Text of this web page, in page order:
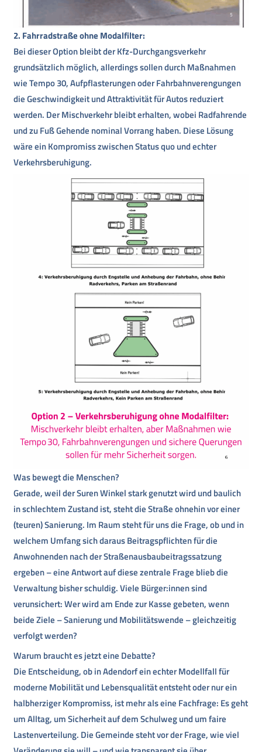
2. Fahrradstraße ohne Modalfilter:
Bei dieser Option bleibt der Kfz-Durchgangsverkehr
grundsätzlich möglich, allerdings sollen durch Maßnahmen
wie Tempo 30, Aufpflasterungen oder Fahrbahnverengungen
die Geschwindigkeit und Attraktivität für Autos reduziert
werden. Der Mischverkehr bleibt erhalten, wobei Radfahrende
und zu Fuß Gehende nominal Vorrang haben. Diese Lösung
wäre ein Kompromiss zwischen Status quo und echter
Verkehrsberuhigung.
Was bewegt die Menschen?
Gerade, weil der Suren Winkel stark genutzt wird und baulich
in schlechtem Zustand ist, steht die Straße ohnehin vor einer
(teuren) Sanierung. Im Raum steht für uns die Frage, ob und in
welchem Umfang sich daraus Beitragspflichten für die
Anwohnenden nach der Straßenausbaubeitragssatzung
ergeben – eine Antwort auf diese zentrale Frage blieb die
Verwaltung bisher schuldig. Viele Bürger:innen sind
verunsichert: Wer wird am Ende zur Kasse gebeten, wenn
beide Ziele – Sanierung und Mobilitätswende – gleichzeitig
verfolgt werden?
Warum braucht es jetzt eine Debatte?
Die Entscheidung, ob in Adendorf ein echter Modellfall für
moderne Mobilität und Lebensqualität entsteht oder nur ein
halbherziger Kompromiss, ist mehr als eine Fachfrage: Es geht
um Alltag, um Sicherheit auf dem Schulweg und um faire
Lastenverteilung. Die Gemeinde steht vor der Frage, wie viel